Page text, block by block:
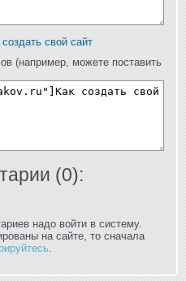
создать свой сайт
(например, можете поставить
(0):
надо войти в систему.
на сайте, то сначала
.